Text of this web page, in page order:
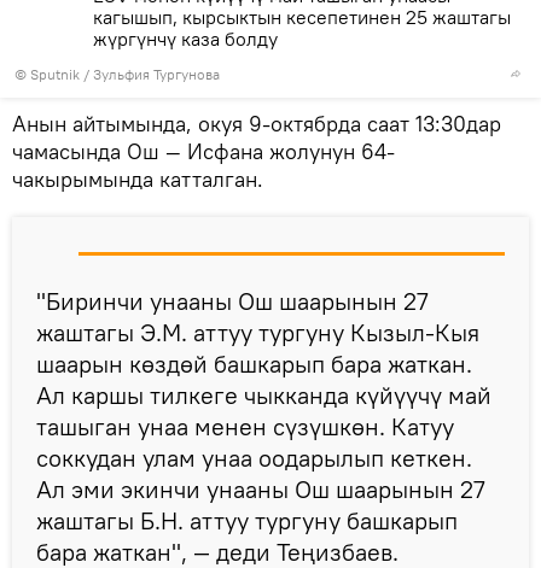
© Sputnik / Зульфия Тургунова
кагышып, кырсыктын кесепетинен 25 жаштагы
жүргүнчү каза болду
Анын айтымында, окуя 9-октябрда саат 13:30дар
чамасында Ош — Исфана жолунун 64-
чакырымында катталган.
"Биринчи унааны Ош шаарынын 27
жаштагы Э.М. аттуу тургуну Кызыл-Кыя
шаарын көздөй башкарып бара жаткан.
Ал каршы тилкеге чыкканда күйүүчү май
ташыган унаа менен сүзүшкөн. Катуу
соккудан улам унаа оодарылып кеткен.
Ал эми экинчи унааны Ош шаарынын 27
жаштагы Б.Н. аттуу тургуну башкарып
бара жаткан", — деди Теңизбаев.